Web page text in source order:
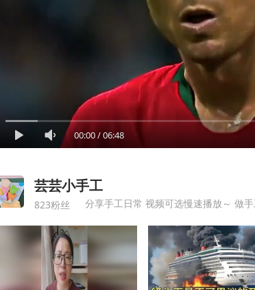
00:00/06:48
芸芸小手工
823粉丝